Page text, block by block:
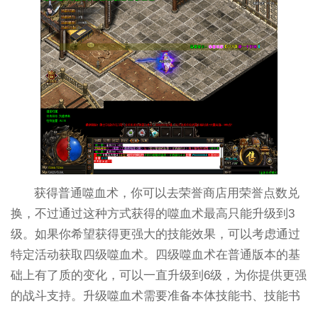
获得普通噬血术，你可以去荣誉商店用荣誉点数兑
换，不过通过这种方式获得的噬血术最高只能升级到3
级。如果你希望获得更强大的技能效果，可以考虑通过
特定活动获取四级噬血术。四级噬血术在普通版本的基
础上有了质的变化，可以一直升级到6级，为你提供更强
的战斗支持。升级噬血术需要准备本体技能书、技能书